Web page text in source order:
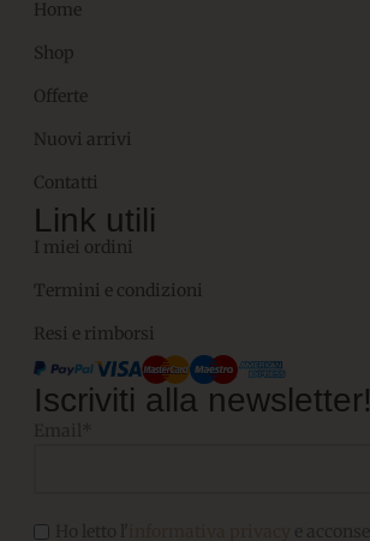
Home
Shop
Offerte
Nuovi arrivi
Contatti
Link utili
I miei ordini
Termini e condizioni
Resi e rimborsi
Iscriviti alla newsletter!